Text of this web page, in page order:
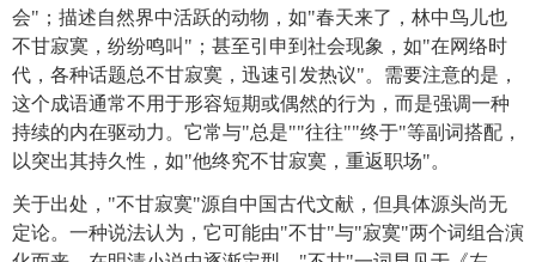
会"；描述自然界中活跃的动物，如"春天来了，林中鸟儿也
不甘寂寞，纷纷鸣叫"；甚至引申到社会现象，如"在网络时
代，各种话题总不甘寂寞，迅速引发热议"。需要注意的是，
这个成语通常不用于形容短期或偶然的行为，而是强调一种
持续的内在驱动力。它常与"总是""往往""终于"等副词搭配，
以突出其持久性，如"他终究不甘寂寞，重返职场"。
关于出处，"不甘寂寞"源自中国古代文献，但具体源头尚无
定论。一种说法认为，它可能由"不甘"与"寂寞"两个词组合演